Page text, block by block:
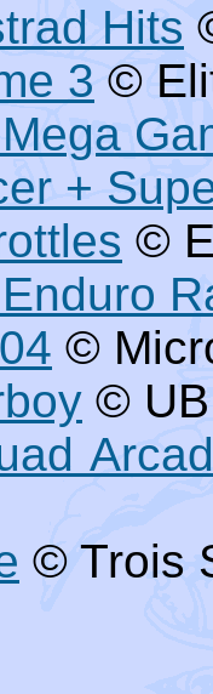
Hits
3 ©
+
©
©
©
© Trois